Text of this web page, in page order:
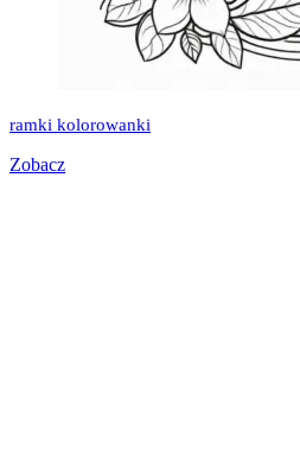
ramki kolorowanki
Zobacz